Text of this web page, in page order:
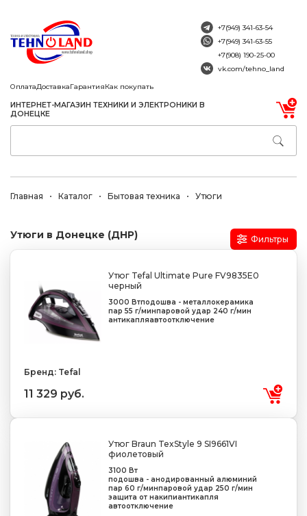
ОплатаДоставкаГарантияКак покупать
ИНТЕРНЕТ-МАГАЗИН ТЕХНИКИ И ЭЛЕКТРОНИКИ В
ДОНЕЦКЕ
+7(949) 341-63-54
+7(949) 341-63-55
+7(908) 190-25-00
vk.com/tehno_land
Главная Каталог Бытовая техника Утюги
Утюги в Донецке (ДНР) Фильтры
Утюг Tefal Ultimate Pure FV9835E0
черный
3000 Втподошва - металлокерамика
пар 55 г/минпаровой удар 240 г/мин
антикапляавтоотключение
Бренд: Tefal
11 329 руб.
Утюг Braun TexStyle 9 SI9661VI
фиолетовый
3100 Вт
подошва - анодированный алюминий
пар 60 г/минпаровой удар 250 г/мин
защита от накипиантикапля
автоотключение